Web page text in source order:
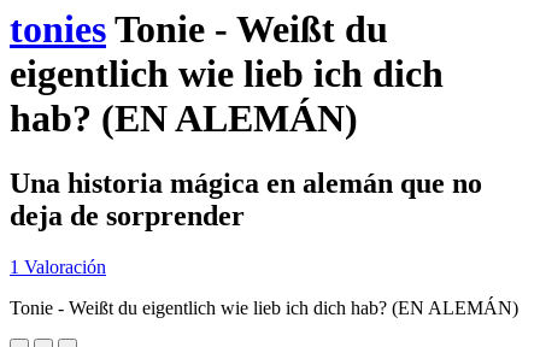
toniesTonie - Weißt du
eigentlich wie lieb ich dich
hab? (EN ALEMÁN)
Una historia mágica en alemán que no
deja de sorprender
1 Valoración
Tonie - Weißt du eigentlich wie lieb ich dich hab? (EN ALEMÁN)